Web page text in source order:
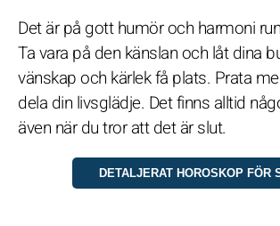
Det är på gott humör och harmoni
Ta vara på den känslan och låt dina
vänskap och kärlek få plats. Prata
dela din livsglädje. Det finns alltid
även när du tror att det är slut.